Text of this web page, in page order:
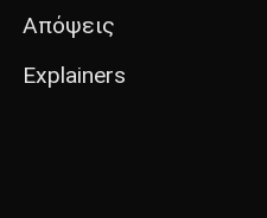
Απόψεις
Explainers